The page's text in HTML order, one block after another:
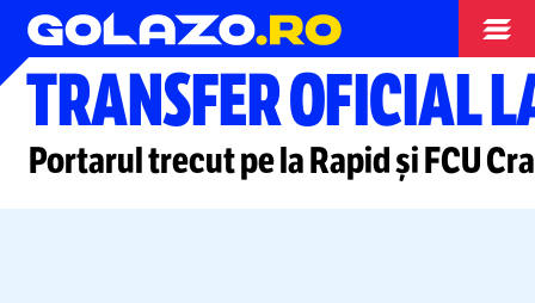
Superliga
TRANSFER OFICIAL
Portarul trecut pe la Rapid și FCU